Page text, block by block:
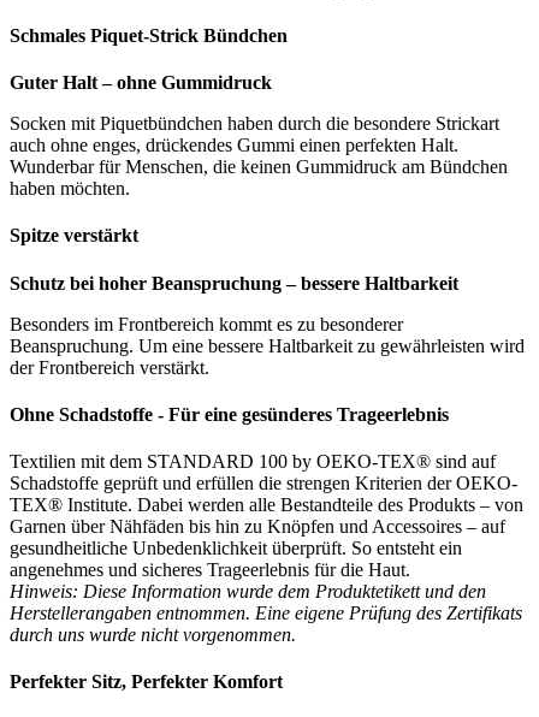
Schmales Piquet-Strick Bündchen
Guter Halt – ohne Gummidruck
Socken mit Piquetbündchen haben durch die besondere Strickart
auch ohne enges, drückendes Gummi einen perfekten Halt.
Wunderbar für Menschen, die keinen Gummidruck am Bündchen
haben möchten.
Spitze verstärkt
Schutz bei hoher Beanspruchung – bessere Haltbarkeit
Besonders im Frontbereich kommt es zu besonderer
Beanspruchung. Um eine bessere Haltbarkeit zu gewährleisten wird
der Frontbereich verstärkt.
Ohne Schadstoffe - Für eine gesünderes Trageerlebnis
Textilien mit dem STANDARD 100 by OEKO-TEX® sind auf
Schadstoffe geprüft und erfüllen die strengen Kriterien der OEKO-
TEX® Institute. Dabei werden alle Bestandteile des Produkts – von
Garnen über Nähfäden bis hin zu Knöpfen und Accessoires – auf
gesundheitliche Unbedenklichkeit überprüft. So entsteht ein
angenehmes und sicheres Trageerlebnis für die Haut.
Hinweis: Diese Information wurde dem Produktetikett und den
Herstellerangaben entnommen. Eine eigene Prüfung des Zertifikats
durch uns wurde nicht vorgenommen.
Perfekter Sitz, Perfekter Komfort